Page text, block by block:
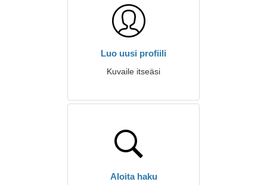
Luo uusi profiili
Kuvaile itseäsi
Aloita haku